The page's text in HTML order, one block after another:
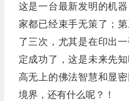
这是一台最新发明的机
家都已经束手无策了；
了三次，尤其是在印出
定成功了，这是未来先
高无上的佛法智慧和显
境界，还有什么呢？！